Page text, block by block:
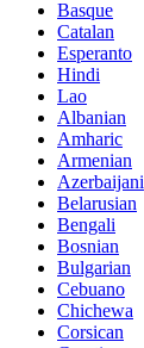
Basque
Catalan
Esperanto
Hindi
Lao
Albanian
Amharic
Armenian
Azerbaijani
Belarusian
Bengali
Bosnian
Bulgarian
Cebuano
Chichewa
Corsican